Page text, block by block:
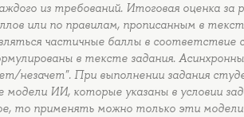
из требований. Итоговая оценка за
или по правилам, прописанным в
частичные баллы в соответствие с
в тексте задания.
незачет". При выполнении задания
модели ИИ, которые указаны в условии
то применять можно только эти